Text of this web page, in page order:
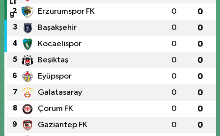
2 Erzurumspor FK 0 0
3 Başakşehir 0 0
4 Kocaelispor 0 0
5 Beşiktaş 0 0
6 Eyüpspor 0 0
7 Galatasaray 0 0
8 Çorum FK 0 0
9 Gaziantep FK 0 0